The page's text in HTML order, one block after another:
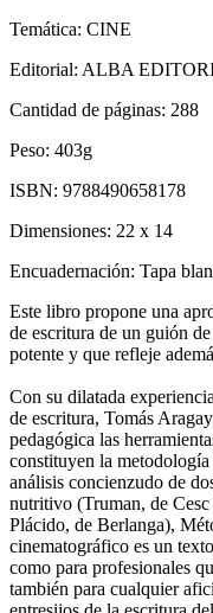
Temática: CINE
Editorial: ALBA
Cantidad de páginas: 288
Peso: 403g
ISBN: 9788490658178
Dimensiones: 22 x 14
Encuadernación: Tapa
Este libro propone una
de escritura de un guión
potente y que refleje
Con su dilatada
de escritura, Tomás
pedagógica las
constituyen la
análisis concienzudo de
nutritivo (Truman, de
Plácido, de Berlanga),
cinematográfico es un
como para profesionales
también para cualquier